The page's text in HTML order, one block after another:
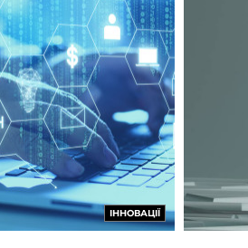
ІННОВАЦІЇ